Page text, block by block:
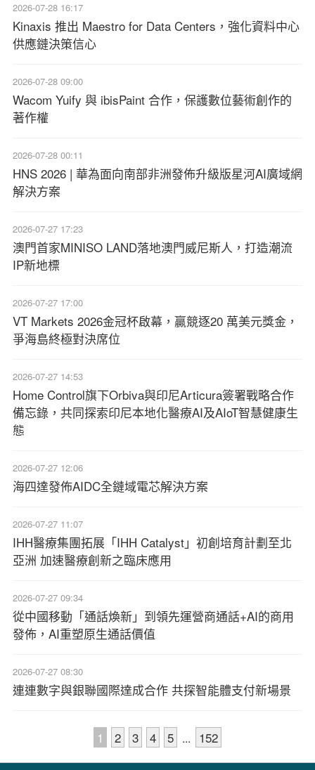
2026-07-28 16:17
Kinaxis 推出 Maestro for Data Centers，強化資料中心
供應鏈決策信心
2026-07-28 09:00
Wacom Yuify 與 ibisPaint 合作，保護數位藝術創作的
著作權
2026-07-28 00:11
HNS 2026 | 華為面向南部非洲發佈升級版星河AI廣域網
解決方案
2026-07-27 17:23
澳門首家MINISO LAND落地澳門威尼斯人，打造潮流
IP新地標
2026-07-27 17:00
VT Markets 2026金冠杯啟幕，贏競逐20 萬美元獎金，
爭海島終極對決席位
2026-07-27 14:53
Home Control旗下Orbiva與印尼Articura簽署戰略合作
備忘錄，共同探索印尼本地化醫療AI及AIoT智慧健康生
態
2026-07-27 12:06
海四達發佈AIDC全鏈域電芯解決方案
2026-07-27 11:07
IHH醫療集團拓展「IHH Catalyst」初創培育計劃至北
亞洲 加速醫療創新之臨床應用
2026-07-27 09:34
從中國移動「通話煥新」到領先運營商通話+AI的商用
發佈，AI重塑原生通話價值
2026-07-27 08:30
連連數字與銀聯國際達成合作 共探智能體支付新場景
1 2 3 4 5 ... 152